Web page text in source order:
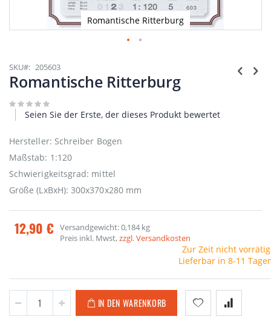
Romantische Ritterburg
Anfang
der
Bildgalerie
SKU 205603
Romantische Ritterburg
Seien Sie der Erste, der dieses Produkt bewertet
Hersteller: Schreiber Bogen
Maßstab: 1:120
Schwierigkeitsgrad: mittel
Größe (LxBxH): 300x370x280 mm
12,90 € Versandgewicht: 0,184 kg
Preis inkl. Mwst,zzgl. Versandkosten
Zur Zeit nicht
Lieferbar in 8-11
IN DEN WARENKORB